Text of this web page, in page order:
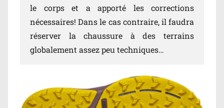
le corps et a apporté les corrections
nécessaires! Dans le cas contraire, il faudra
réserver la chaussure à des terrains
globalement assez peu techniques…